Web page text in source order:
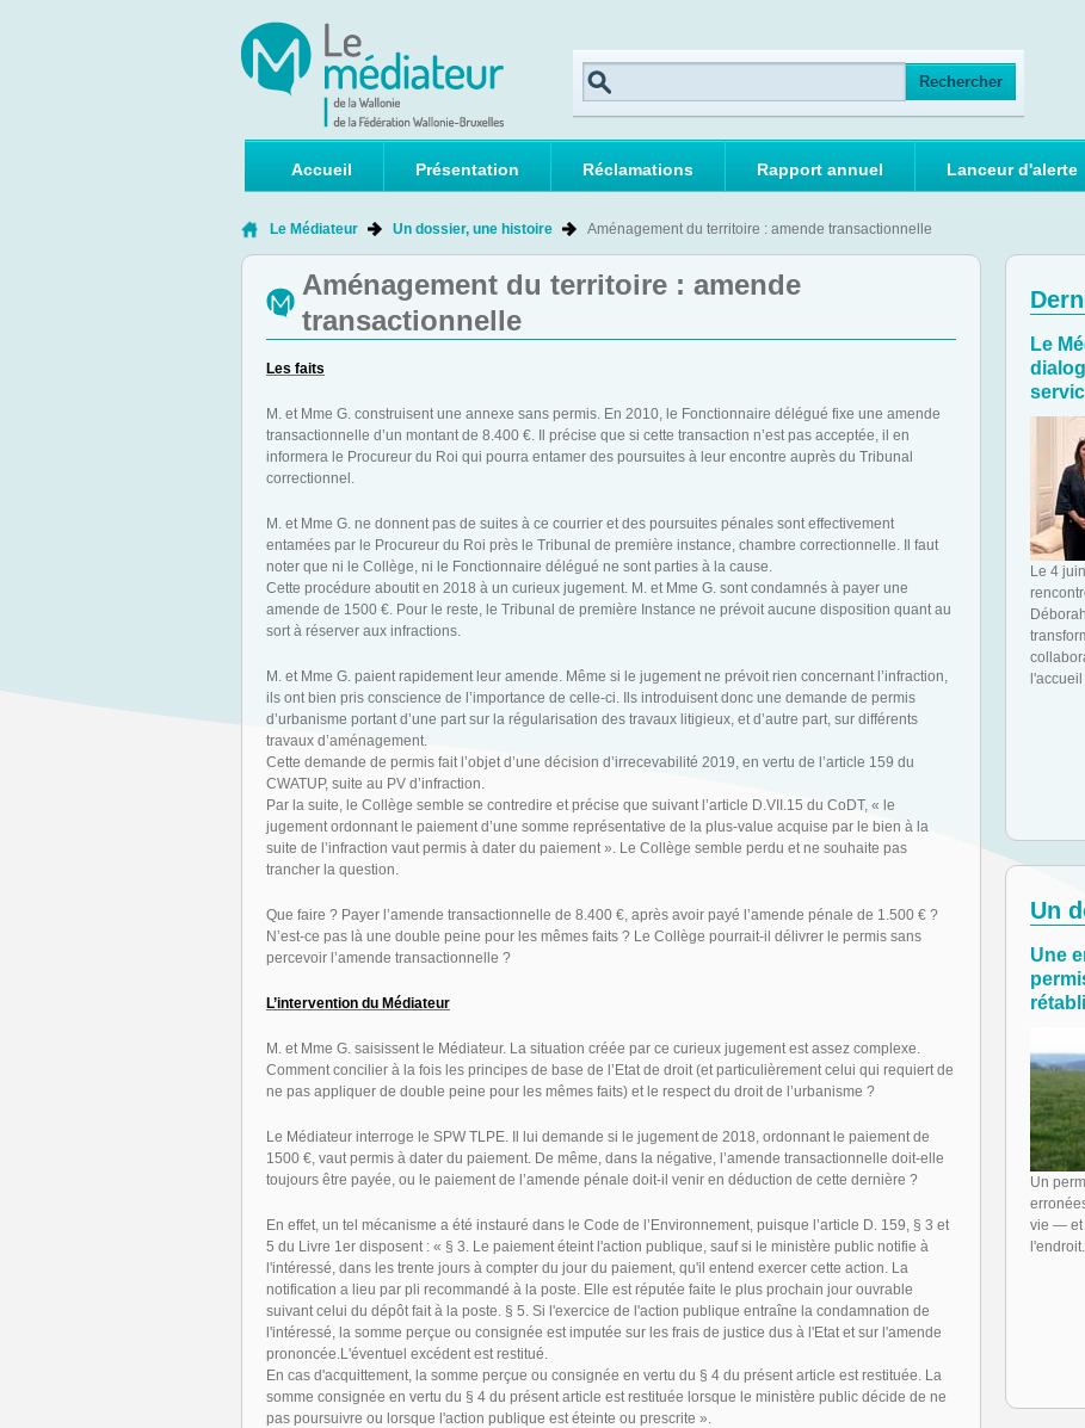
Accueil Présentation Réclamations Rapport annuel Lanceur d'alerte
Le Médiateur Un dossier, une histoire Aménagement du territoire : amende transactionnelle
Aménagement du territoire : amende
transactionnelle
Les faits
M. et Mme G. construisent une annexe sans permis. En 2010, le Fonctionnaire délégué fixe une amende
transactionnelle d’un montant de 8.400 €. Il précise que si cette transaction n’est pas acceptée, il en
informera le Procureur du Roi qui pourra entamer des poursuites à leur encontre auprès du Tribunal
correctionnel.
M. et Mme G. ne donnent pas de suites à ce courrier et des poursuites pénales sont effectivement
entamées par le Procureur du Roi près le Tribunal de première instance, chambre correctionnelle. Il faut
noter que ni le Collège, ni le Fonctionnaire délégué ne sont parties à la cause.
Cette procédure aboutit en 2018 à un curieux jugement. M. et Mme G. sont condamnés à payer une
amende de 1500 €. Pour le reste, le Tribunal de première Instance ne prévoit aucune disposition quant au
sort à réserver aux infractions.
M. et Mme G. paient rapidement leur amende. Même si le jugement ne prévoit rien concernant l’infraction,
ils ont bien pris conscience de l’importance de celle-ci. Ils introduisent donc une demande de permis
d’urbanisme portant d’une part sur la régularisation des travaux litigieux, et d’autre part, sur différents
travaux d’aménagement.
Cette demande de permis fait l’objet d’une décision d’irrecevabilité 2019, en vertu de l’article 159 du
CWATUP, suite au PV d’infraction.
Par la suite, le Collège semble se contredire et précise que suivant l’article D.VII.15 du CoDT, « le
jugement ordonnant le paiement d’une somme représentative de la plus-value acquise par le bien à la
suite de l’infraction vaut permis à dater du paiement ». Le Collège semble perdu et ne souhaite pas
trancher la question.
Que faire ? Payer l’amende transactionnelle de 8.400 €, après avoir payé l’amende pénale de 1.500 € ?
N’est-ce pas là une double peine pour les mêmes faits ? Le Collège pourrait-il délivrer le permis sans
percevoir l’amende transactionnelle ?
L’intervention du Médiateur
M. et Mme G. saisissent le Médiateur. La situation créée par ce curieux jugement est assez complexe.
Comment concilier à la fois les principes de base de l’Etat de droit (et particulièrement celui qui requiert de
ne pas appliquer de double peine pour les mêmes faits) et le respect du droit de l’urbanisme ?
Le Médiateur interroge le SPW TLPE. Il lui demande si le jugement de 2018, ordonnant le paiement de
1500 €, vaut permis à dater du paiement. De même, dans la négative, l’amende transactionnelle doit-elle
toujours être payée, ou le paiement de l’amende pénale doit-il venir en déduction de cette dernière ?
En effet, un tel mécanisme a été instauré dans le Code de l’Environnement, puisque l’article D. 159, § 3 et
5 du Livre 1er disposent : « § 3. Le paiement éteint l'action publique, sauf si le ministère public notifie à
l'intéressé, dans les trente jours à compter du jour du paiement, qu'il entend exercer cette action. La
notification a lieu par pli recommandé à la poste. Elle est réputée faite le plus prochain jour ouvrable
suivant celui du dépôt fait à la poste. § 5. Si l'exercice de l'action publique entraîne la condamnation de
l'intéressé, la somme perçue ou consignée est imputée sur les frais de justice dus à l'Etat et sur l'amende
prononcée.L'éventuel excédent est restitué.
En cas d'acquittement, la somme perçue ou consignée en vertu du § 4 du présent article est restituée. La
somme consignée en vertu du § 4 du présent article est restituée lorsque le ministère public décide de ne
pas poursuivre ou lorsque l'action publique est éteinte ou prescrite ».
Le
Le 4
Un
Une
Un
vie — et
l'endroit.